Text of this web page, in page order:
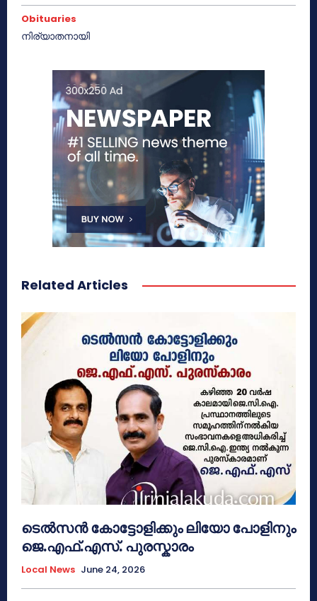
Obituaries
നിര്യാതനായി
Related Articles
ടെൽസൻ കോട്ടോളിക്കും ലിയോ പോളിനും
ജെ.എഫ്.എസ്. പുരസ്കാരം
Local News June 24, 2026